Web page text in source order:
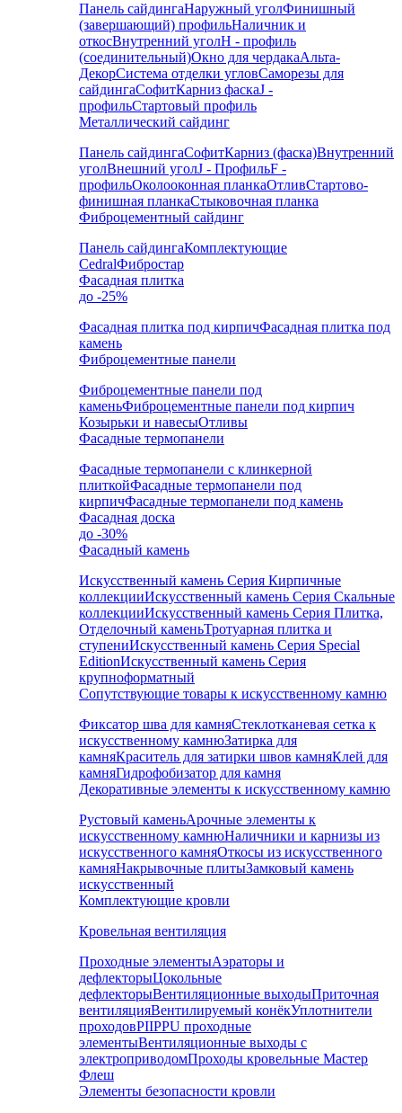
Панель сайдингаНаружный уголФинишный
(завершающий) профильНаличник и
откосВнутренний уголH - профиль
(соединительный)Окно для чердакаАльта-
ДекорСистема отделки угловСаморезы для
сайдингаСофитКарниз фаскаJ -
профильСтартовый профиль
Металлический сайдинг
Панель сайдингаСофитКарниз (фаска)Внутренний
уголВнешний уголJ - ПрофильF -
профильОколооконная планкаОтливСтартово-
финишная планкаСтыковочная планка
Фиброцементный сайдинг
Панель сайдингаКомплектующие
CedralФибростар
Фасадная плитка
до -25%
Фасадная плитка под кирпичФасадная плитка под
камень
Фиброцементные панели
Фиброцементные панели под
каменьФиброцементные панели под кирпич
Козырьки и навесыОтливы
Фасадные термопанели
Фасадные термопанели с клинкерной
плиткойФасадные термопанели под
кирпичФасадные термопанели под камень
Фасадная доска
до -30%
Фасадный камень
Искусственный камень Серия Кирпичные
коллекцииИскусственный камень Серия Скальные
коллекцииИскусственный камень Серия Плитка,
Отделочный каменьТротуарная плитка и
ступениИскусственный камень Серия Special
EditionИскусственный камень Серия
крупноформатный
Сопутствующие товары к искусственному камню
Фиксатор шва для камняСтеклотканевая сетка к
искусственному камнюЗатирка для
камняКраситель для затирки швов камняКлей для
камняГидрофобизатор для камня
Декоративные элементы к искусственному камню
Рустовый каменьАрочные элементы к
искусственному камнюНаличники и карнизы из
искусственного камняОткосы из искусственного
камняНакрывочные плитыЗамковый камень
искусственный
Комплектующие кровли
Кровельная вентиляция
Проходные элементыАэраторы и
дефлекторыЦокольные
дефлекторыВентиляционные выходыПриточная
вентиляцияВентилируемый конёкУплотнители
проходовPIIPPU проходные
элементыВентиляционные выходы с
электроприводомПроходы кровельные Мастер
Флеш
Элементы безопасности кровли